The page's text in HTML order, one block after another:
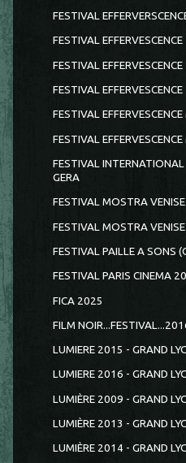
FESTIVAL
FESTIVAL
FESTIVAL
FESTIVAL
FESTIVAL
FESTIVAL
FESTIVAL
GERA
FESTIVAL MOSTRA
FESTIVAL MOSTRA
FESTIVAL PAILLE A SONS
FESTIVAL PARIS CINEMA
FICA 2025
FILM
LUMIERE 2015 - GRAND
LUMIERE 2016 - GRAND
LUMIÈRE 2009 - GRAND
LUMIÈRE 2013 - GRAND
LUMIÈRE 2014 - GRAND